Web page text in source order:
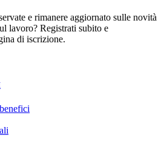
e rimanere aggiornato sulle novità
lavoro? Registrati subito e
di iscrizione.